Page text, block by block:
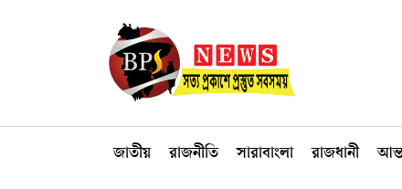
জাতীয় রাজনীতি সারাবাংলা রাজধানী